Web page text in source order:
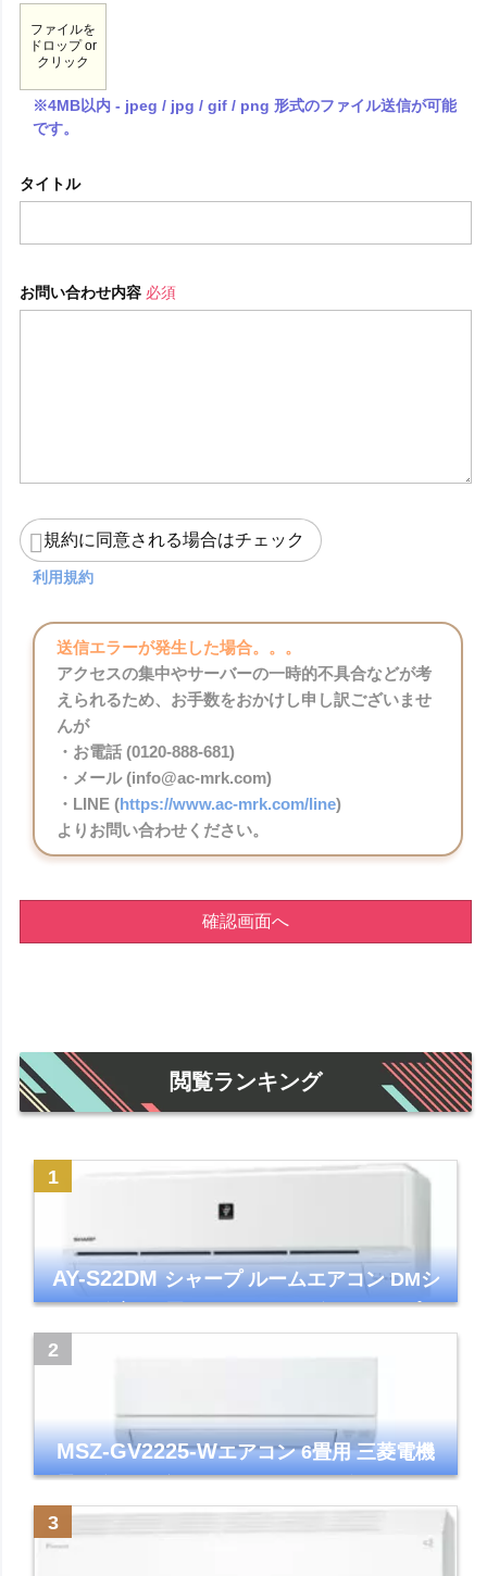
ファイルを
ドロップ or
クリック
※4MB以内 - jpeg / jpg / gif / png 形式のファイル送信が可能
です。
タイトル
お問い合わせ内容 必須
規約に同意される場合はチェック
利用規約
送信エラーが発生した場合。。。
アクセスの集中やサーバーの一時的不具合などが考
えられるため、お手数をおかけし申し訳ございませ
んが
・お電話 (0120-888-681)
・メール (info@ac-mrk.com)
・LINE (https://www.ac-mrk.com/line)
よりお問い合わせください。
確認画面へ
閲覧ランキング
AY-S22DMシャープ ルームエアコン DMシ
リーズ 主に6畳 ホワイト 2024年モデル プラ
MSZ-GV2225-Wエアコン 6畳用 三菱電機
霧ヶ峰 2025年モデル GVシリーズ ピュアホ
ワイト 清潔 除湿 単相100V